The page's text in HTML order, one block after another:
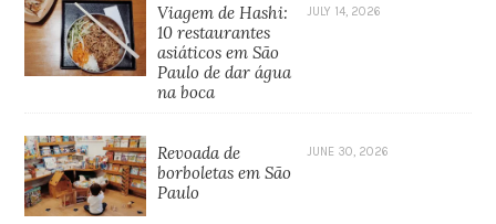
Viagem de Hashi:
10 restaurantes
asiáticos em São
Paulo de dar água
na boca
JULY 14, 2026
Revoada de
borboletas em São
Paulo
JUNE 30, 2026